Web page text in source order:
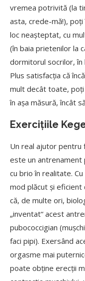
vremea potrivită (la
asta, crede-mă!),
loc neașteptat, cu
(în baia prietenilor la
dormitorul socrilor, în
Plus satisfacția că încă
mult decât toate,
în așa măsură,încât să
Exercițiile
Un real ajutor pentru
este un antrenament
cu brio în realitate.
mod plăcut și eficient
că, de multe ori,
„inventat“ acest
pubococcigian
faci pipi). Exersând
orgasme mai
poate obține erecții